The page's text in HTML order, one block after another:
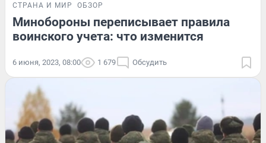
СТРАНА И МИР ОБЗОР
Минобороны переписывает правила
воинского учета: что изменится
6 июня, 2023, 08:00 1 679 Обсудить